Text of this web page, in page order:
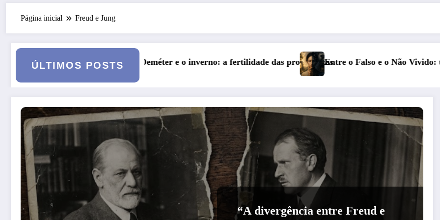
Página inicial Freud e Jung
ÚLTIMOS POSTS
Deméter e o inverno: a fertilidade das profundezasEntre o Falso e o Não Vivido: trauma, simbolização e cisão do
Série
“A divergência entre Freud e